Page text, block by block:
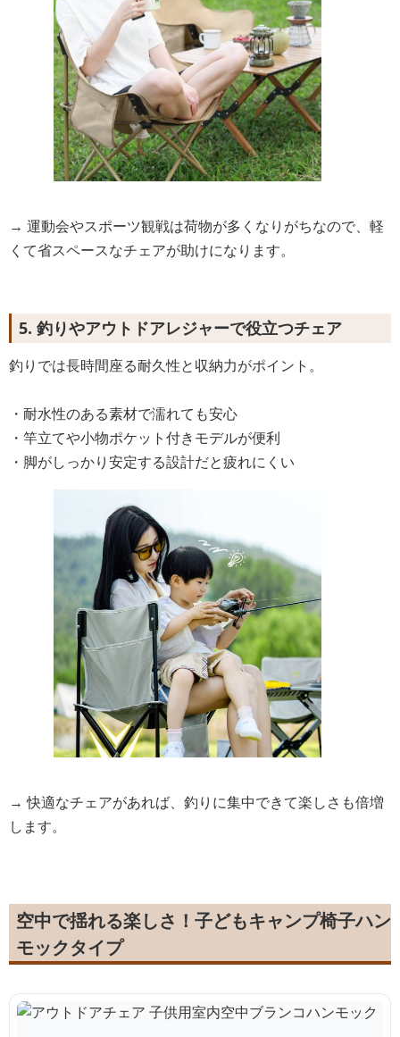
→ 運動会やスポーツ観戦は荷物が多くなりがちなので、軽
くて省スペースなチェアが助けになります。
5. 釣りやアウトドアレジャーで役立つチェア
釣りでは長時間座る耐久性と収納力がポイント。
・耐水性のある素材で濡れても安心
・竿立てや小物ポケット付きモデルが便利
・脚がしっかり安定する設計だと疲れにくい
→ 快適なチェアがあれば、釣りに集中できて楽しさも倍増
します。
空中で揺れる楽しさ！子どもキャンプ椅子ハン
モックタイプ